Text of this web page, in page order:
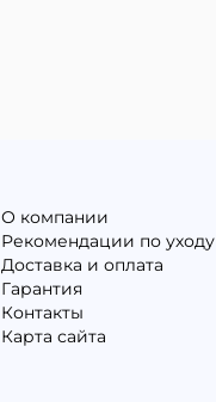
О компании
Рекомендации по уходу
Доставка и оплата
Гарантия
Контакты
Карта сайта